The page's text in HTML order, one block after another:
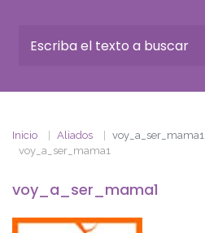
Inicio Aliados voy_a_ser_mama1
voy_a_ser_mama1
voy_a_ser_mama1